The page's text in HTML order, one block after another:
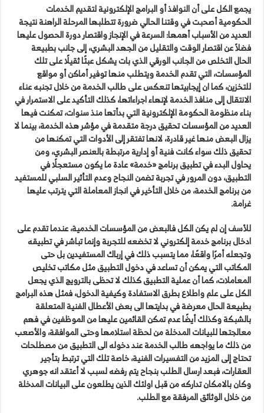
يجمع الكل على أن النوافذ أو البرامج الإلكترونية لتقديم الخدمات
الحكومية أصحبت في وقتنا الحالي ضرورة تتطلبها المرحلة الراهنة نتيجة
العديد من الأسباب أهمها: السرعة في الإنجاز واقتصار دورة الحصول عليها
فضلاً عن اقتصار الوقت والتقليل من الجهد البشري، إلى جانب بطبيعة
الحال التخلص من الجانب الورقي الذي بات يشكل عبئًا ثقيلًا على تلك
المؤسسات، التي تقدم الخدمة ويتطلب منها توفير أماكن أو مواقع
للتخزين، كما ان إيجابيتها تنعكس على طالب الخدمة من خلال تجنبه عناء
الانتقال إلى منافذ الخدمة لإنهاء اجراءاتها، كذلك التأكيد على الاستمرار في
بناء منظومة الحكومة الإلكترونية التي بدأتها منذ سنوات، تمكنت فيها
العديد من المؤسسات تحقيق درجة متقدمة في مؤشر هذه الخدمة، بينما لا
يزال البعض منها غير قادرة، لانها تفتقر إلى الأدوات التي تمكنها من
تحقيق ذلك سواء كانت فنية أو إدارية مرتبطة بالعنصر البشري، ومن
يحاول البدء في تطبيق برنامج «خدمة» عادة ما يكون مستعجلًا في
التطبيق، دون المرور في تجربة تضمن النجاح وعدم التأثير السلبي للمستفيد
من برنامج الخدمة، من خلال التأخير في انجاز المعاملة التي يترتب عليها
غرامة.
للأسف إن لم يكن الكل فالبعض من المؤسسات الخدمية، عندما تقدم على
ادخال برنامج خدمة إلكتروني لا تخضعه للتجربة وإنما تباشر في تطبيقه
وتجعله أمرًا واقعًا، مما يتسبب ذلك في إرباك المستفيدين بل حتى
المكاتب التي يمكن أن تساعد في دخول التطبيق مثل مكاتب تخليص
المعاملات، كما أن عملية التطبيق كذلك لا تحظى بالترويج الذي يجعل
الكل على علم واطلاع بطرق الاستفادة وكيفية الدخول، فمثل هذه البرامج
بطبيعة الحال معرضة في بدايتها الى بعض الأعطال الفنية المتعلقة
بالشبكة وكذلك أيضًا عدم تمكن القائمين عليها من الموظفين في فهم
معالجتها للبيانات المدخلة من لحظة استلامها وحتى الموافقة، والأصعب
من ذلك ما يواجهه طالب الخدمة عند دخوله الى التطبيق من مصطلحات
تحتاج إلى المزيد من التفسيرات الفنية، خاصة تلك التي ترتبط بتأجير
العقارات، فبعد ارسال الطلب بنجاح يتم رفضه لسبب لا أعتقد انه جوهري
وكان بالامكان تداركه من قبل اولئك الذين يطلعون على البيانات المدخلة
من خلال الوثائق المرفقة مع الطلب.